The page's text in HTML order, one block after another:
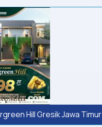
Hill Gresik Jawa Timur